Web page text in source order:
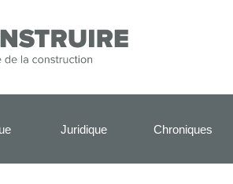
Juridique Chroniques